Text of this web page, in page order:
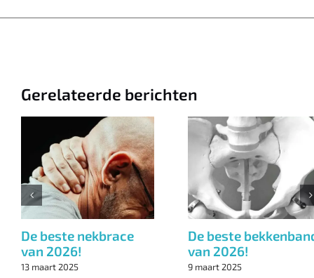
Gerelateerde berichten
De beste nekbrace
van 2026!
13 maart 2025
De beste
van 2026!
9 maart 2025